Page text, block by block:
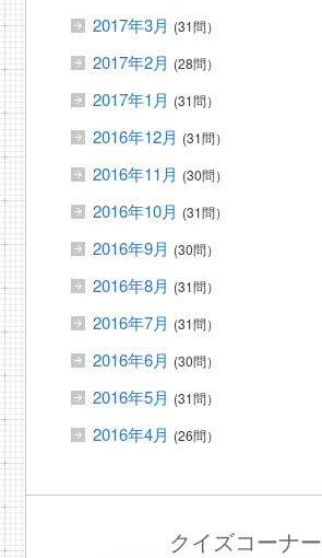
2017年3月 (31問）
2017年2月 (28問）
2017年1月 (31問）
2016年12月 (31問）
2016年11月 (30問）
2016年10月 (31問）
2016年9月 (30問）
2016年8月 (31問）
2016年7月 (31問）
2016年6月 (30問）
2016年5月 (31問）
2016年4月 (26問）
クイズコーナー